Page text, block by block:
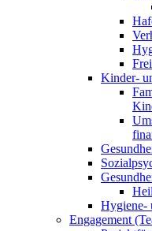
Kinder-
Hygiene-
Engagement